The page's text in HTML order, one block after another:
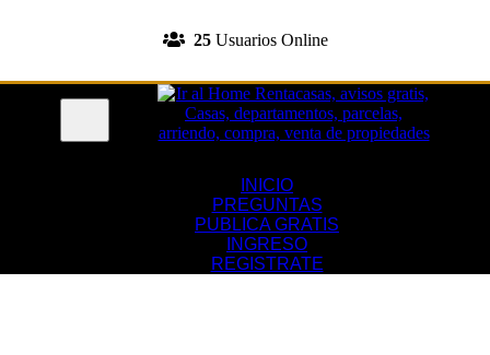
25Usuarios Online
INICIO
PREGUNTAS
PUBLICA GRATIS
INGRESO
REGISTRATE